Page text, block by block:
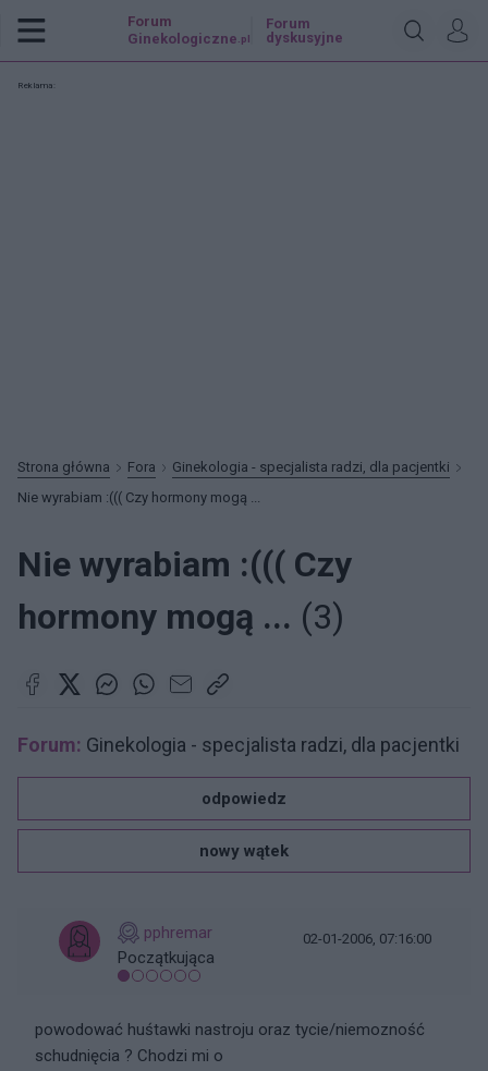
Forum
Ginekologiczne .pl
Forum
dyskusyjne
Reklama:
Strona główna Fora
Ginekologia - specjalista radzi, dla pacjentki
Nie wyrabiam :((( Czy hormony mogą ...
Nie wyrabiam :((( Czy
hormony mogą ... (3)
Forum: Ginekologia - specjalista radzi, dla pacjentki
odpowiedz
nowy wątek
pphremar
Początkująca
02-01-2006, 07:16:00
powodować huśtawki nastroju oraz tycie/niemozność
schudnięcia ? Chodzi mi o